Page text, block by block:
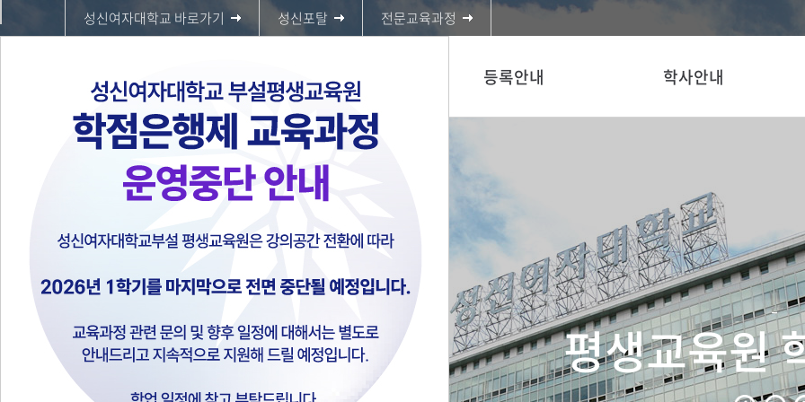
성신여자대학교 바로가기 성신포탈 전문교육과정
등록안내 학사안내
평생교육원 (학점은행제)
홈페이지에 오신 것을 환영합니다.
-
평생교육원